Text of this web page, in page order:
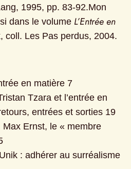
1995, pp. 83-92.Mon
dans le volume L’Entrée en
coll. Les Pas perdus, 2004.
en matière 7
Tzara et l’entrée en
entrées et sorties 19
Ernst, le « membre
: adhérer au surréalisme